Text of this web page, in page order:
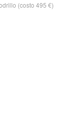
(costo 495 €)